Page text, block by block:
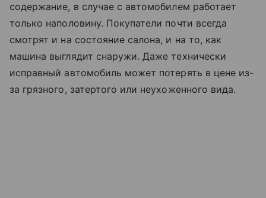
содержание, в случае с автомобилем работает
только наполовину. Покупатели почти всегда
смотрят и на состояние салона, и на то, как
машина выглядит снаружи. Даже технически
исправный автомобиль может потерять в цене из-
за грязного, затертого или неухоженного вида.